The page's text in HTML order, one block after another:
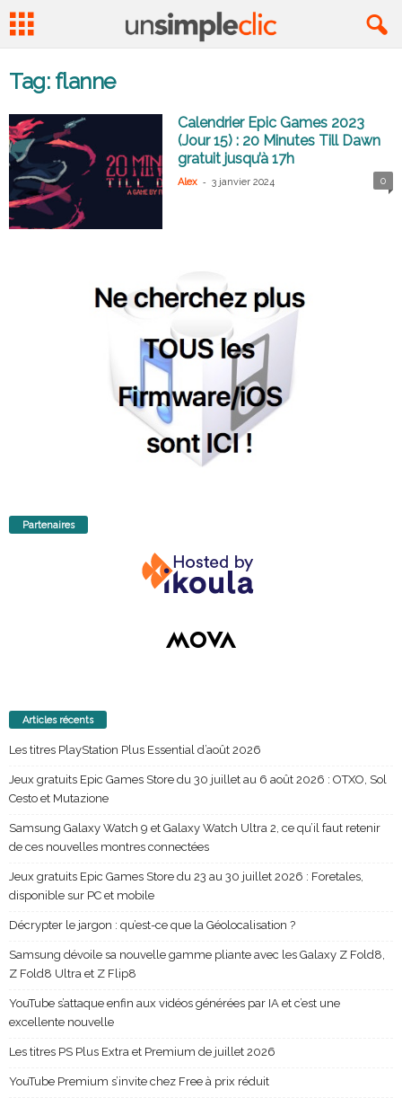
Tag: flanne
Calendrier Epic Games 2023
(Jour 15) : 20 Minutes Till Dawn
gratuit jusqu’à 17h
Alex - 3 janvier 2024 0
Partenaires
Articles récents
Les titres PlayStation Plus Essential d’août 2026
Jeux gratuits Epic Games Store du 30 juillet au 6 août 2026 : OTXO, Sol
Cesto et Mutazione
Samsung Galaxy Watch 9 et Galaxy Watch Ultra 2, ce qu’il faut retenir
de ces nouvelles montres connectées
Jeux gratuits Epic Games Store du 23 au 30 juillet 2026 : Foretales,
disponible sur PC et mobile
Décrypter le jargon : qu’est-ce que la Géolocalisation ?
Samsung dévoile sa nouvelle gamme pliante avec les Galaxy Z Fold8,
Z Fold8 Ultra et Z Flip8
YouTube s’attaque enfin aux vidéos générées par IA et c’est une
excellente nouvelle
Les titres PS Plus Extra et Premium de juillet 2026
YouTube Premium s’invite chez Free à prix réduit